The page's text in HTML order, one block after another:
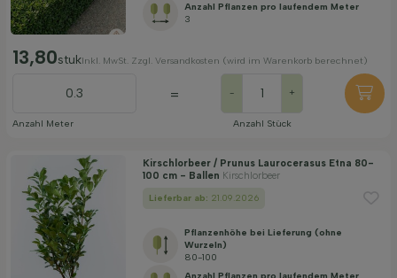
Anzahl Pflanzen pro laufendem Meter
3
13,80stukInkl. MwSt. Zzgl. Versandkosten (wird im Warenkorb berechnet)
Anzahl Meter
= - +
Anzahl Stück
Kirschlorbeer / Prunus Laurocerasus Etna 80-
100 cm - Ballen Kirschlorbeer
Lieferbar ab: 21.09.2026
Pflanzenhöhe bei Lieferung (ohne
Wurzeln)
80-100